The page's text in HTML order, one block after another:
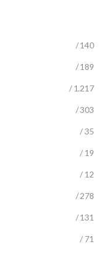
/ 140
/ 189
/ 1.217
/ 303
/ 35
/ 19
/ 12
/ 278
/ 131
/ 71